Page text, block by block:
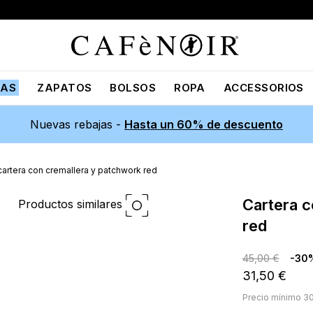
ZAPATOS BOLSOS ROPA ACCESSORIOS
Nuevas rebajas - Hasta un 60% de descuento
con cremallera y patchwork red
Productos similares
cartera con cremallera y patchwork
red
45,00 € -
31,50 €
Precio mínimo